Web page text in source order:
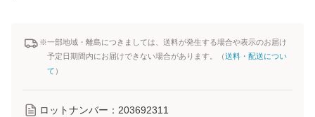
※一部地域・離島につきましては、送料が発生する場合や表示のお届け
予定日期間内にお届けできない場合があります。（送料・配送につい
て ）
ロットナンバー： 203692311